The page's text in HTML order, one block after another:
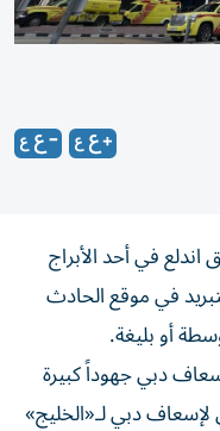
في أحد الأبراج
في موقع الحادث
أو بليغة.
دبي جهوداً كبيرة
لإسعاف دبي لـ«الخليج»